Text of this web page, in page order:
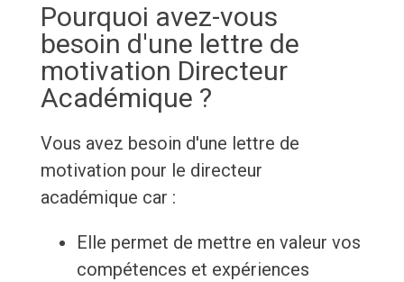
Pourquoi avez-vous
besoin d'une lettre de
motivation Directeur
Académique ?
Vous avez besoin d'une lettre de
motivation pour le directeur
académique car :
Elle permet de mettre en valeur vos
compétences et expériences